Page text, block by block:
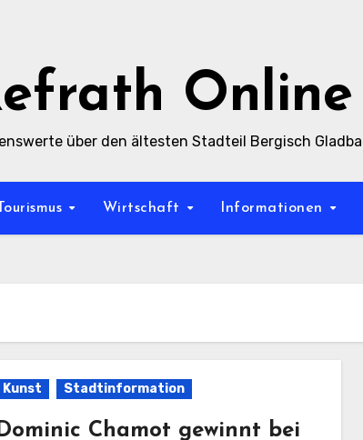
Online
über den ältesten Stadteil Bergisch
Tourismus Wirtschaft Informationen
Kunst Stadtinformation
Chamot gewinnt bei